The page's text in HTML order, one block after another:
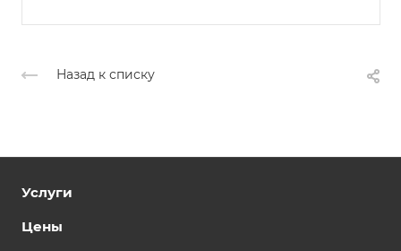
Назад к списку
Услуги
Цены